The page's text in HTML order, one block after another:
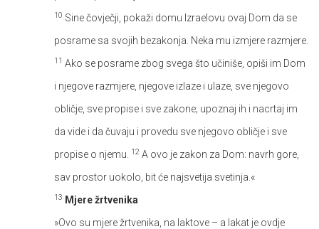
10 Sine čovječji, pokaži domu Izraelovu ovaj Dom da se
posrame sa svojih bezakonja. Neka mu izmjere razmjere.
11 Ako se posrame zbog svega što učiniše, opiši im Dom
i njegove razmjere, njegove izlaze i ulaze, sve njegovo
obličje, sve propise i sve zakone; upoznaj ih i nacrtaj im
da vide i da čuvaju i provedu sve njegovo obličje i sve
propise o njemu.
12 A ovo je zakon za Dom: navrh gore,
sav prostor uokolo, bit će najsvetija svetinja.«
13 Mjere žrtvenika
»Ovo su mjere žrtvenika, na laktove – a lakat je ovdje